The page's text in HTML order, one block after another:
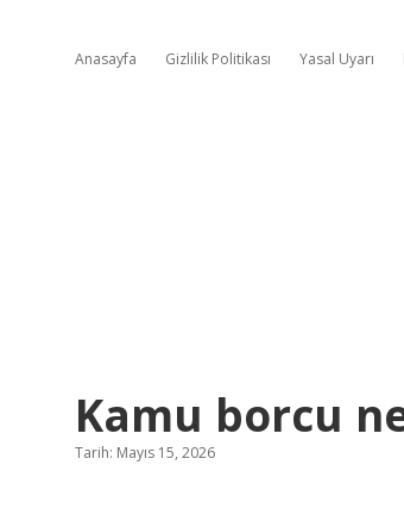
Anasayfa Gizlilik Politikası Yasal Uyarı
Kamu borcu
Tarih: Mayıs 15, 2026